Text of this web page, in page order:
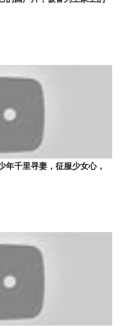
年千里寻妻，征服少女心，